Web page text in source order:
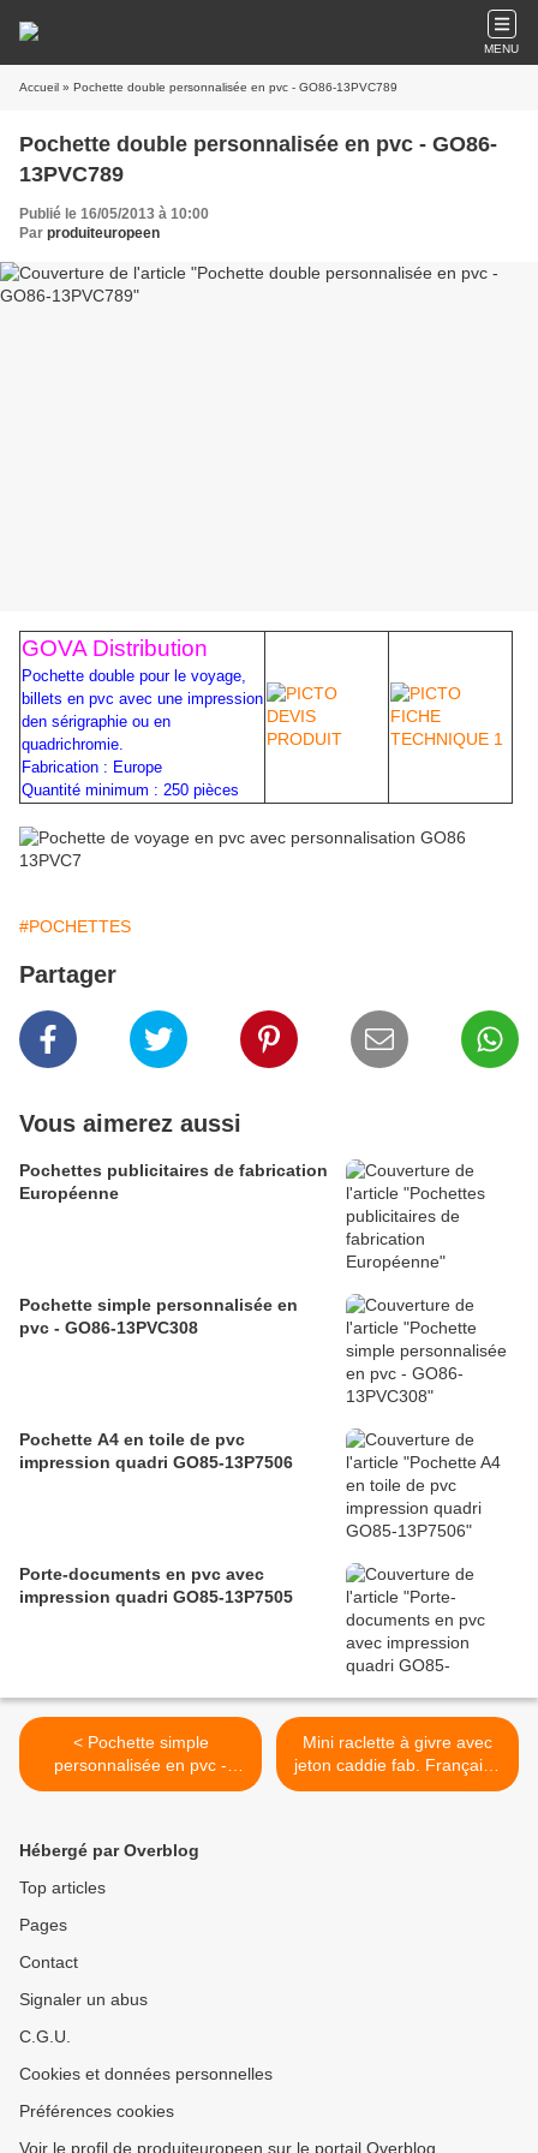
MENU
Accueil » Pochette double personnalisée en pvc - GO86-13PVC789
Pochette double personnalisée en pvc - GO86-
13PVC789
Publié le 16/05/2013 à 10:00
Par produiteuropeen
GOVA Distribution
Pochette double pour le voyage,
billets en pvc avec une impression
den sérigraphie ou en
quadrichromie.
Fabrication : Europe
Quantité minimum : 250 pièces
#POCHETTES
Partager
Vous aimerez aussi
Pochettes publicitaires de fabrication
Européenne
Pochette simple personnalisée en
pvc - GO86-13PVC308
Pochette A4 en toile de pvc
impression quadri GO85-13P7506
Porte-documents en pvc avec
impression quadri GO85-13P7505
< Pochette simple
personnalisée en pvc -
GO86-13PVC308
Mini raclette à givre avec
jeton caddie fab. Française
GO07-13R3610 >
Hébergé par Overblog
Top articles
Pages
Contact
Signaler un abus
C.G.U.
Cookies et données personnelles
Préférences cookies
Voir le profil de produiteuropeen sur le portail Overblog